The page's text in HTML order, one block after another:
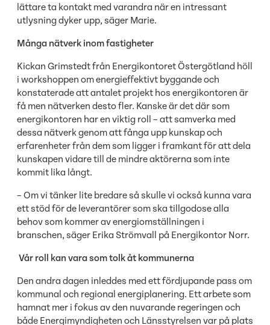
lättare ta kontakt med varandra när en intressant
utlysning dyker upp, säger Marie.
Många nätverk inom fastigheter
Kickan Grimstedt från Energikontoret Östergötland höll
i workshoppen om energieffektivt byggande och
konstaterade att antalet projekt hos energikontoren är
få men nätverken desto fler. Kanske är det där som
energikontoren har en viktig roll – att samverka med
dessa nätverk genom att fånga upp kunskap och
erfarenheter från dem som ligger i framkant för att dela
kunskapen vidare till de mindre aktörerna som inte
kommit lika långt.
– Om vi tänker lite bredare så skulle vi också kunna vara
ett stöd för de leverantörer som ska tillgodose alla
behov som kommer av energiomställningen i
branschen, säger Erika Strömvall på Energikontor Norr.
Vår roll kan vara som tolk åt kommunerna
Den andra dagen inleddes med ett fördjupande pass om
kommunal och regional energiplanering. Ett arbete som
hamnat mer i fokus av den nuvarande regeringen och
både Energimyndigheten och Länsstyrelsen var på plats